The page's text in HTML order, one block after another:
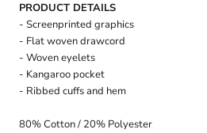
PRODUCT DETAILS
- Screenprinted graphics
- Flat woven drawcord
- Woven eyelets
- Kangaroo pocket
- Ribbed cuffs and hem
80% Cotton / 20% Polyester